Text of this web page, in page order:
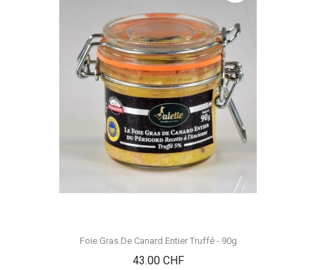
Foie Gras De Canard Entier Truffé - 90g
43.00 CHFPrix